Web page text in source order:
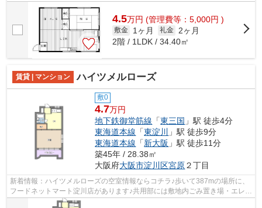
4.5万円 (管理費等：5,000円 )
敷金 1ヶ月 礼金
2ヶ月
2階 / 1LDK / 34.40㎡
賃貸 | マンション ハイツメルローズ
敷0
4.7万円
地下鉄御堂筋線 「東三国 」駅 徒歩4分
東海道本線 「東淀川
」駅 徒歩9分
東海道本線 「新大阪 」駅 徒歩11分
築45年 / 28.38㎡
大阪府大阪市淀川区宮原２丁目
新着情報：ハイツメルローズの空室情報ならコチラ♪歩いて387mの場所に、
フードネットマート淀川店があります♪共用部には敷地内ごみ置き場・エレベ
ータなど様々な設備やサービスが揃っ...